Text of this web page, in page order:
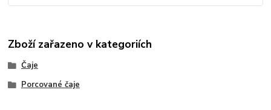
Zboží zařazeno v kategoriích
Čaje
Porcované čaje